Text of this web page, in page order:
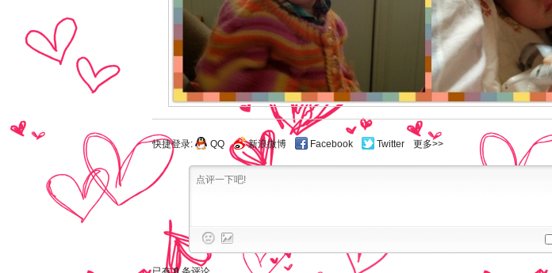
快捷登录: QQ 新浪微博 Facebook Twitter 更多>>